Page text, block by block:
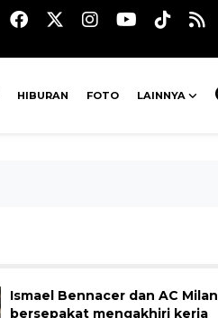
HIBURAN FOTO LAINNYA
Ismael Bennacer dan AC Milan
bersepakat mengakhiri kerja